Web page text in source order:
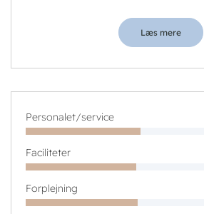
Læs mere
Personalet/service
Faciliteter
Forplejning